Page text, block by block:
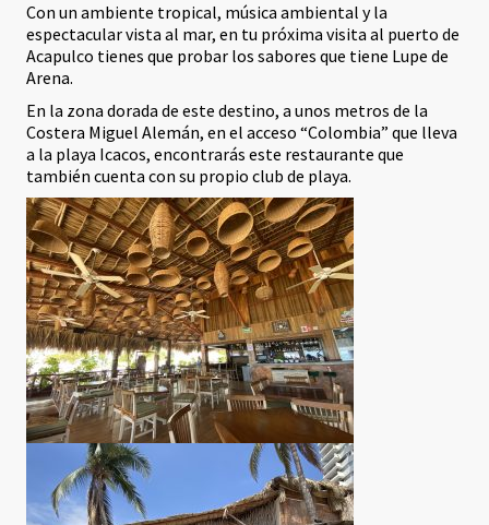
Con un ambiente tropical, música ambiental y la
espectacular vista al mar, en tu próxima visita al puerto de
Acapulco tienes que probar los sabores que tiene Lupe de
Arena.
En la zona dorada de este destino, a unos metros de la
Costera Miguel Alemán, en el acceso “Colombia” que lleva
a la playa Icacos, encontrarás este restaurante que
también cuenta con su propio club de playa.